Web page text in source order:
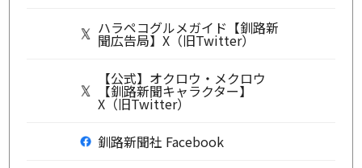
ハラペコグルメガイド【釧路新
聞広告局】X（旧Twitter）
【公式】オクロウ・メクロウ
【釧路新聞キャラクター】
X（旧Twitter）
釧路新聞社 Facebook